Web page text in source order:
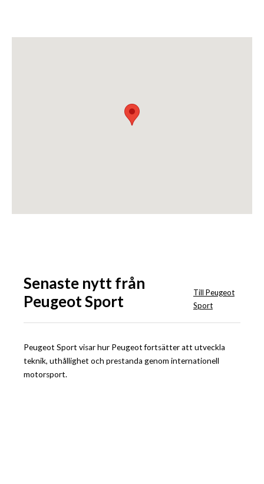
Senaste nytt från
Peugeot Sport
Till Peugeot
Sport
Peugeot Sport visar hur Peugeot fortsätter att utveckla
teknik, uthållighet och prestanda genom internationell
motorsport.